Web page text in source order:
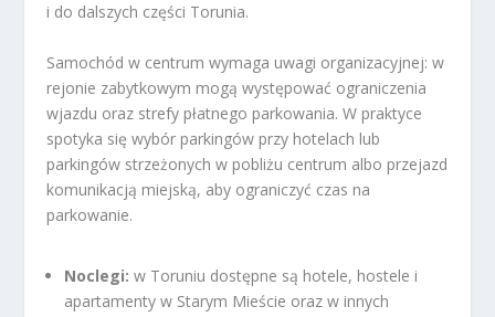
i do dalszych części Torunia.
Samochód w centrum wymaga uwagi organizacyjnej: w
rejonie zabytkowym mogą występować ograniczenia
wjazdu oraz strefy płatnego parkowania. W praktyce
spotyka się wybór parkingów przy hotelach lub
parkingów strzeżonych w pobliżu centrum albo przejazd
komunikacją miejską, aby ograniczyć czas na
parkowanie.
Noclegi: w Toruniu dostępne są hotele, hostele i
apartamenty w Starym Mieście oraz w innych